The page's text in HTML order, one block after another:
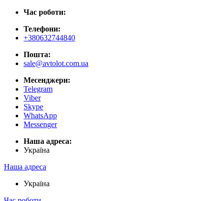
Час роботи:
Телефони:
+380632744840
Пошта:
sale@avtolot.com.ua
Месенджери:
Telegram
Viber
Skype
WhatsApp
Messenger
Наша адреса:
Українa
Наша адреса
Українa